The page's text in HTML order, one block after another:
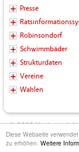
Diese Webseite
zu erhöhen. Weitere
Presse
Robinsondorf
Schwimmbäder
Strukturdaten
Vereine
Wahlen
© 2026 Kreisstadt
Impressum |